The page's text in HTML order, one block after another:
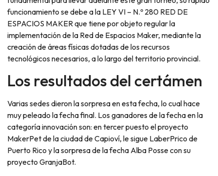
funcionamiento se debe a la LEY VI – N.º 280 RED DE
ESPACIOS MAKER que tiene por objeto regular la
implementación de la Red de Espacios Maker, mediante la
creación de áreas físicas dotadas de los recursos
tecnológicos necesarios, a lo largo del territorio provincial.
Los resultados del certámen
Varias sedes dieron la sorpresa en esta fecha, lo cual hace
muy peleado la fecha final. Los ganadores de la fecha en la
categoría innovación son: en tercer puesto el proyecto
MakerPet de la ciudad de Capioví, le sigue LaberPrico de
Puerto Rico y la sorpresa de la fecha Alba Posse con su
proyecto GranjaBot.